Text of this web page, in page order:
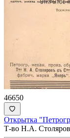
46650
Открытка
Т-во Н.А.